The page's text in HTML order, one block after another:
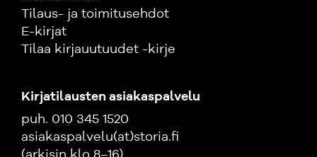
Tilaus- ja toimitusehdot
E-kirjat
Tilaa kirjauutuudet -kirje
Kirjatilausten asiakaspalvelu
puh. 010 345 1520
asiakaspalvelu(at)storia.fi